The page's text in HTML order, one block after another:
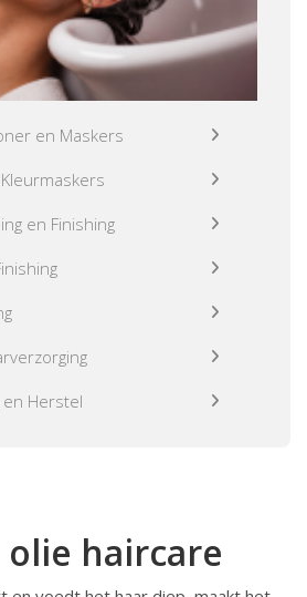
en Maskers
en Finishing
en Herstel
haircare